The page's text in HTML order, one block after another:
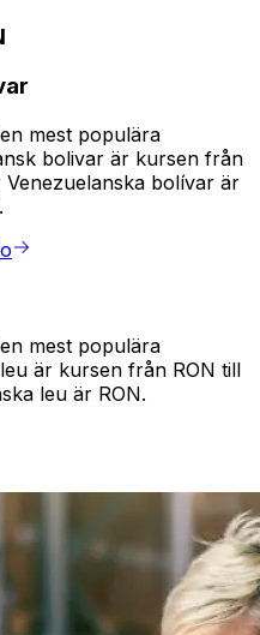
mest populära
bolivar är kursen från
bolívar är
mest populära
är kursen från RON till
leu är RON.